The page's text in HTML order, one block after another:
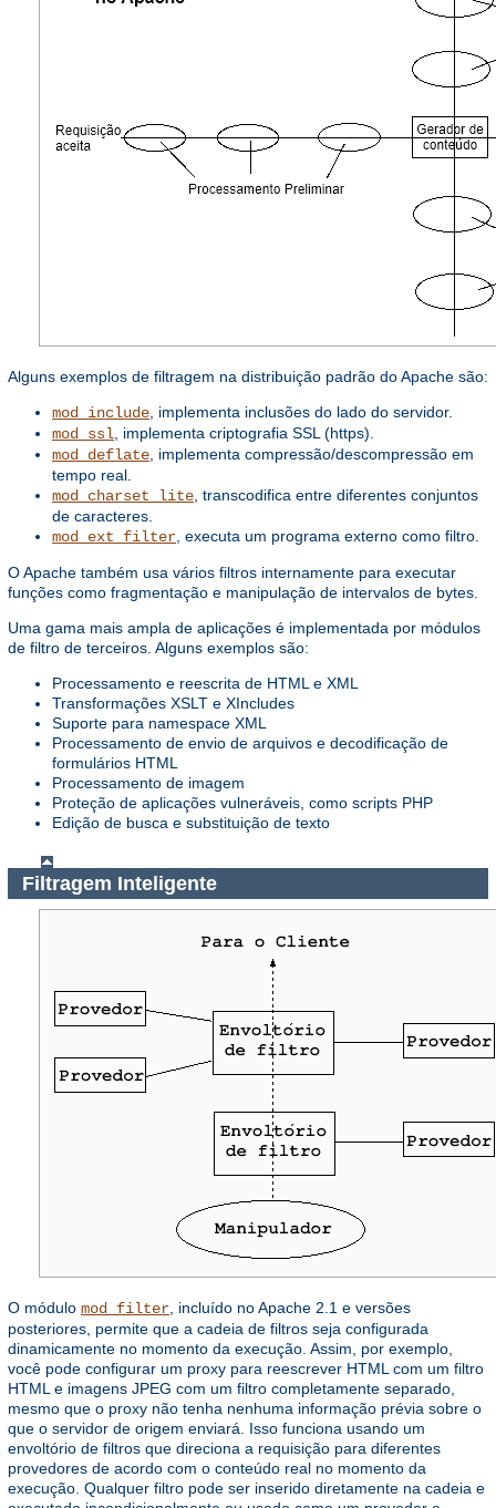
Alguns exemplos de filtragem na distribuição padrão do Apache são:
mod_include , implementa inclusões do lado do servidor.
mod_ssl , implementa criptografia SSL (https).
mod_deflate , implementa compressão/descompressão em
tempo real.
mod_charset_lite , transcodifica entre diferentes conjuntos
de caracteres.
mod_ext_filter , executa um programa externo como filtro.
O Apache também usa vários filtros internamente para executar
funções como fragmentação e manipulação de intervalos de bytes.
Uma gama mais ampla de aplicações é implementada por módulos
de filtro de terceiros. Alguns exemplos são:
Processamento e reescrita de HTML e XML
Transformações XSLT e XIncludes
Suporte para namespace XML
Processamento de envio de arquivos e decodificação de
formulários HTML
Processamento de imagem
Proteção de aplicações vulneráveis, como scripts PHP
Edição de busca e substituição de texto
Filtragem Inteligente
O módulo mod_filter, incluído no Apache 2.1 e versões
posteriores, permite que a cadeia de filtros seja configurada
dinamicamente no momento da execução. Assim, por exemplo,
você pode configurar um proxy para reescrever HTML com um filtro
HTML e imagens JPEG com um filtro completamente separado,
mesmo que o proxy não tenha nenhuma informação prévia sobre o
que o servidor de origem enviará. Isso funciona usando um
envoltório de filtros que direciona a requisição para diferentes
provedores de acordo com o conteúdo real no momento da
execução. Qualquer filtro pode ser inserido diretamente na cadeia e